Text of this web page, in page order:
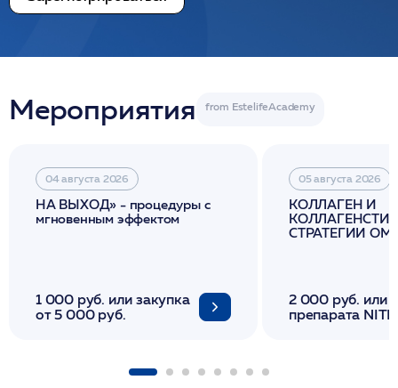
Мероприятия
04 августа 2026
НА ВЫХОД» - процедуры с
мгновенным эффектом
1 000 руб. или закупка
от 5 000 руб.
05 августа 2026
КОЛЛАГЕН И
СТРАТЕГИИ
2 000 руб. или
препарата